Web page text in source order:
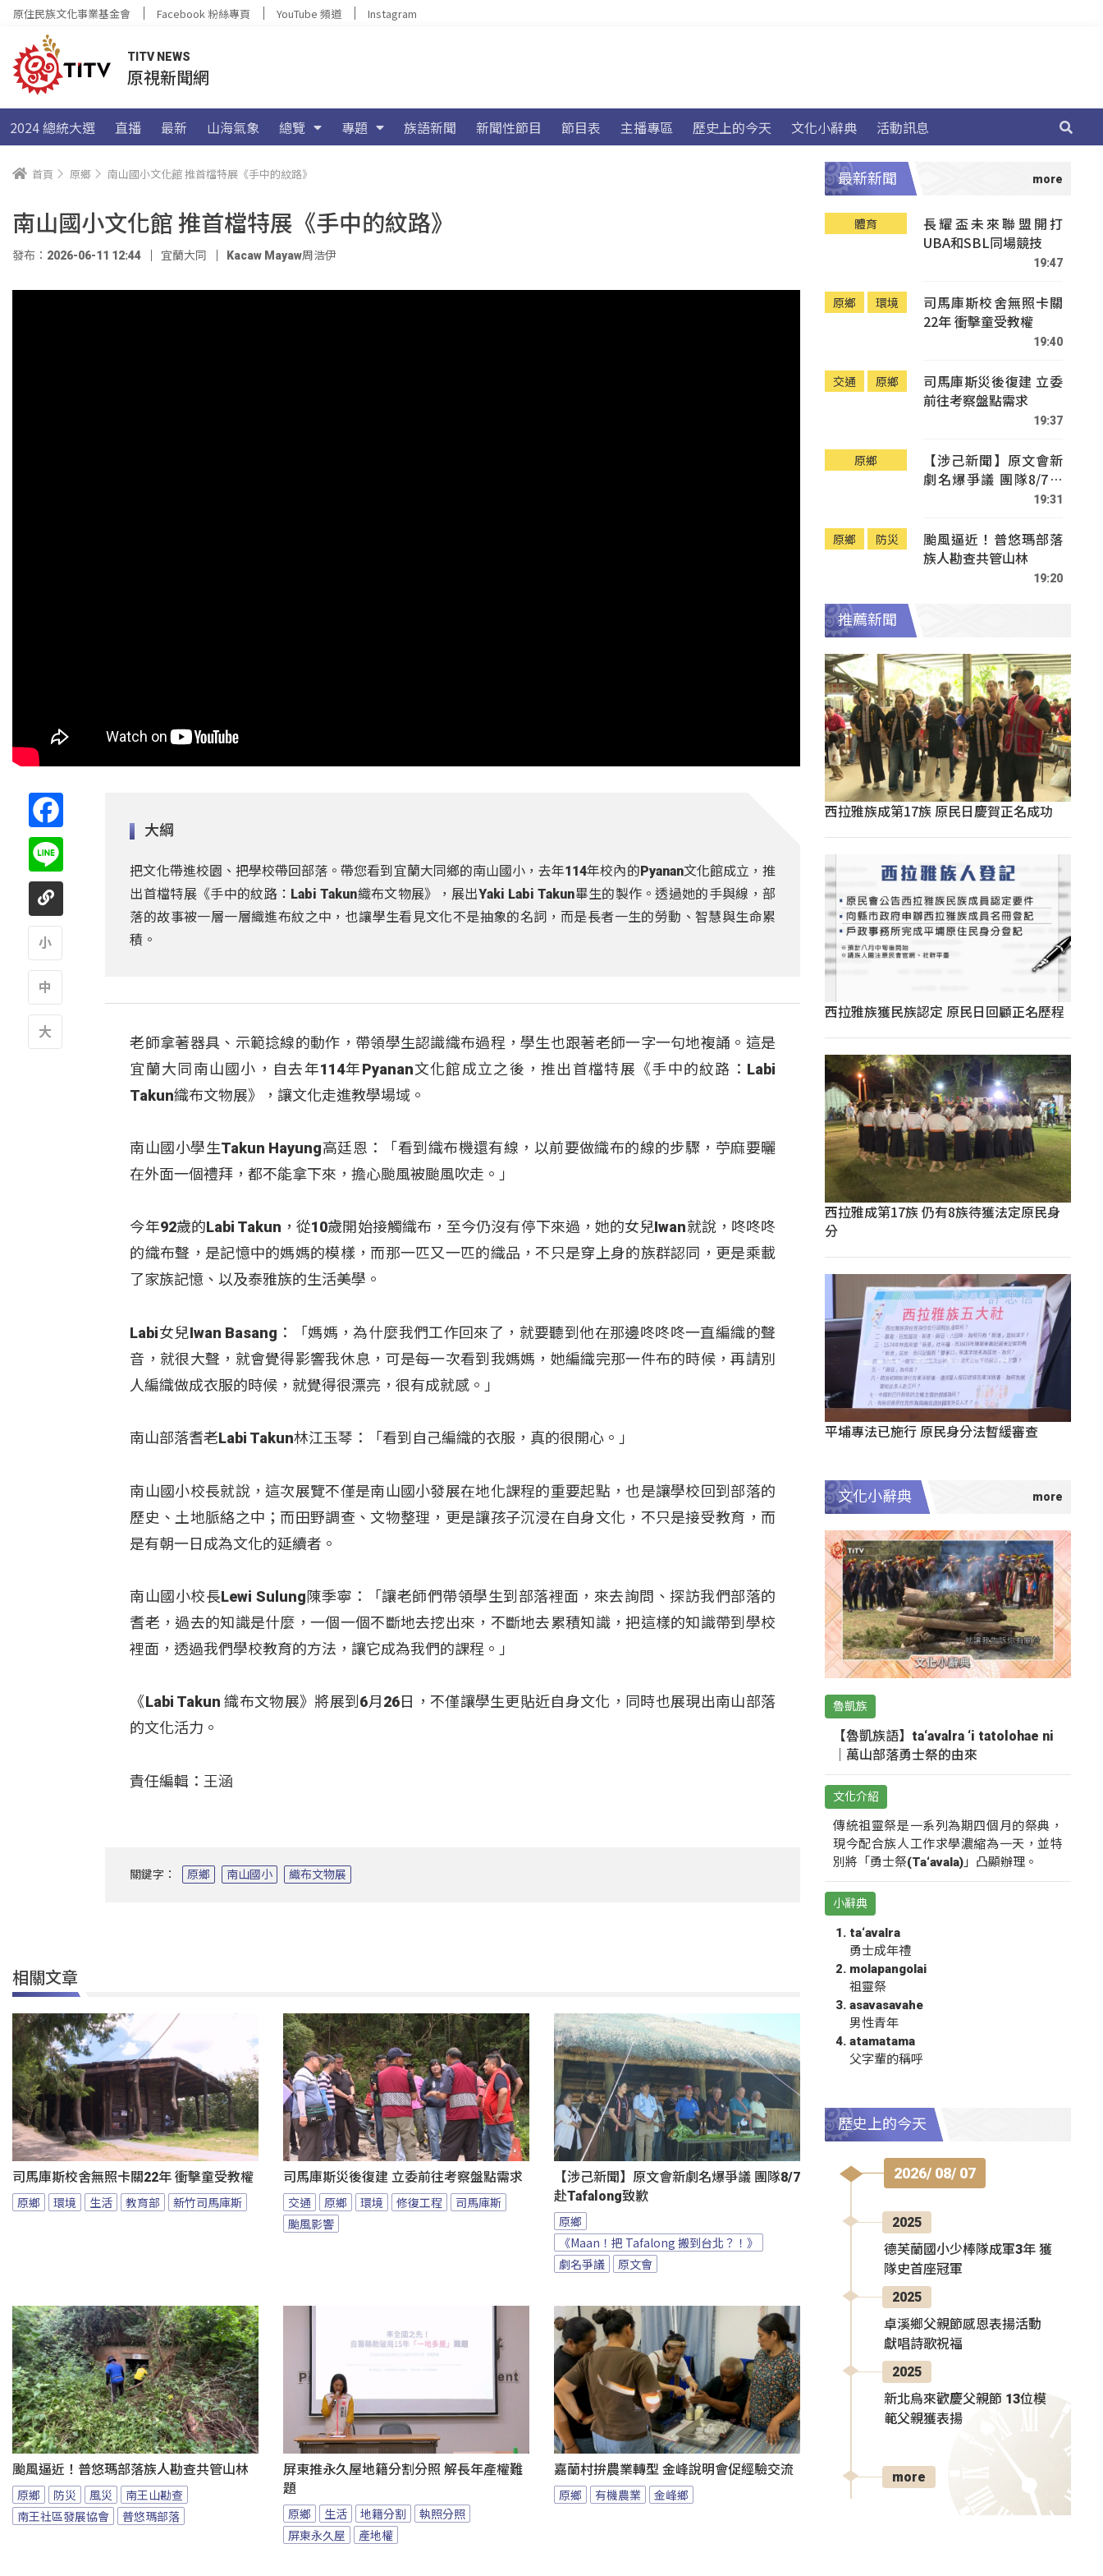
原住民族文化事業基金會 Facebook 粉絲專頁 YouTube 頻道 Instagram
TITV NEWS
原視新聞網
2024 總統大選 直播 最新 山海氣象 總覽 專題 族語新聞 新聞性節目 節目表 主播專區 歷史上的今天 文化小辭典 活動訊息
首頁 原鄉 南山國小文化館 推首檔特展《手中的紋路》
南山國小文化館 推首檔特展《手中的紋路》
發布：2026-06-11 12:44 宜蘭大同 Kacaw Mayaw周浩伊
大綱
把文化帶進校園、把學校帶回部落。帶您看到宜蘭大同鄉的南山國小，去年114年校內的Pyanan文化館成立，推
出首檔特展《手中的紋路：Labi Takun織布文物展》，展出Yaki Labi Takun畢生的製作。透過她的手與線，部
落的故事被一層一層織進布紋之中，也讓學生看見文化不是抽象的名詞，而是長者一生的勞動、智慧與生命累
積。
老師拿著器具、示範捻線的動作，帶領學生認識織布過程，學生也跟著老師一字一句地複誦。這是
宜蘭大同南山國小，自去年114年Pyanan文化館成立之後，推出首檔特展《手中的紋路：Labi
Takun織布文物展》，讓文化走進教學場域。
南山國小學生Takun Hayung高廷恩：「看到織布機還有線，以前要做織布的線的步驟，苧麻要曬
在外面一個禮拜，都不能拿下來，擔心颱風被颱風吹走。」
今年92歲的Labi Takun，從10歲開始接觸織布，至今仍沒有停下來過，她的女兒Iwan就說，咚咚咚
的織布聲，是記憶中的媽媽的模樣，而那一匹又一匹的織品，不只是穿上身的族群認同，更是乘載
了家族記憶、以及泰雅族的生活美學 。
Labi女兒Iwan Basang：「媽媽，為什麼我們工作回來了，就要聽到他在那邊咚咚咚一直編織的聲
音，就很大聲，就會覺得影響我休息，可是每一次看到我媽媽，她編織完那一件布的時候，再請別
人編織做成衣服的時候，就覺得很漂亮，很有成就感。」
南山部落耆老Labi Takun林江玉琴：「看到自己編織的衣服，真的很開心。」
南山國小校長就說，這次展覽不僅是南山國小發展在地化課程的重要起點，也是讓學校回到部落的
歷史、土地脈絡之中；而田野調查、文物整理，更是讓孩子沉浸在自身文化，不只是接受教育，而
是有朝一日成為文化的延續者 。
南山國小校長Lewi Sulung陳季寧：「讓老師們帶領學生到部落裡面，來去詢問、探訪我們部落的
耆老，過去的知識是什麼，一個一個不斷地去挖出來，不斷地去累積知識，把這樣的知識帶到學校
裡面，透過我們學校教育的方法，讓它成為我們的課程。」
《Labi Takun 織布文物展》將展到6月26日，不僅讓學生更貼近自身文化，同時也展現出南山部落
的文化活力 。
責任編輯：王涵
關鍵字： 原鄉 南山國小 織布文物展
相關文章
司馬庫斯校舍無照卡關22年 衝擊童受教權
原鄉 環境 生活 教育部 新竹司馬庫斯
司馬庫斯災後復建 立委前往考察盤點需求
交通 原鄉 環境 修復工程
司馬庫斯
颱風影響
【涉己新聞】原文會新劇名爆爭議 團隊8/7
赴Tafalong致歉
原鄉
《Maan！把 Tafalong 搬到台北？！》
劇名爭議
原文會
颱風逼近！普悠瑪部落族人勘查共管山林
原鄉 防災 風災
南王山勘查
南王社區發展協會
普悠瑪部落
屏東推永久屋地籍分割分照 解長年產權難
題
原鄉 生活 地籍分割
執照分照
屏東永久屋
產地權
嘉蘭村拚農業轉型 金峰說明會促經驗交流
原鄉 有機農業 金峰鄉
最新新聞
體育
長耀盃未來聯盟開打
UBA和SBL同場競技
19:47
原鄉 環境
司馬庫斯校舍無照卡關
22年 衝擊童受教權
19:40
交通 原鄉
司馬庫斯災後復建 立委
前往考察盤點需求
19:37
原鄉
【涉己新聞】原文會新
劇名爆爭議 團隊8/7赴
19:31
原鄉 防災
颱風逼近！普悠瑪部落
族人勘查共管山林
19:20
推薦新聞
西拉雅族成第17族 原民日慶賀正名成功
西拉雅族獲民族認定 原民日回顧正名歷程
西拉雅成第17族 仍有8族待獲法定原民身
分
平埔專法已施行 原民身分法暫緩審查
文化小辭典
魯凱族
【魯凱族語】ta‘avalra ‘i tatolohae ni
｜萬山部落勇士祭的由來
文化介紹
傳統祖靈祭是一系列為期四個月的祭典，
現今配合族人工作求學濃縮為一天，並特
別將「勇士祭(Ta‘avala)」凸顯辦理。
小辭典
ta‘avalra
勇士成年禮
molapangolai
祖靈祭
asavasavahe
男性青年
atamatama
父字輩的稱呼
歷史上的今天
2026/ 08/ 07
2025
德芙蘭國小少棒隊成軍3年 獲
隊史首座冠軍
2025
卓溪鄉父親節感恩表揚活動
獻唱詩歌祝福
2025
新北烏來歡慶父親節 13位模
範父親獲表揚
more